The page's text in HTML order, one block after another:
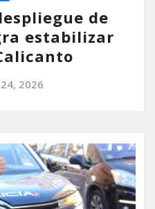
de
estabilizar
24, 2026